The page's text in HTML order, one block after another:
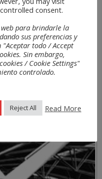
consent.
para brindarle la
sus preferencias y
todo / Accept
Sin embargo,
/ Cookie Settings"
controlado.
Reject All Read More